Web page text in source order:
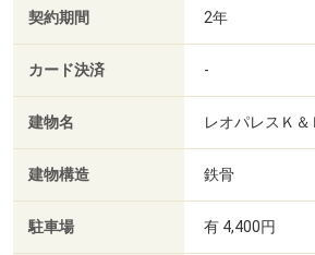
契約期間 2年
カード決済 -
建物名 レオパレスＫ＆
建物構造 鉄骨
駐車場 有 4,400円